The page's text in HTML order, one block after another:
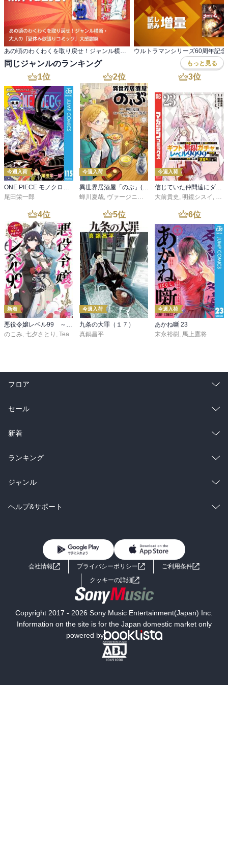
あの頃のわくわくを取り戻せ！ジャンル横断・ 大人の「夏休み欲張りコミック」大感謝祭
同じジャンルのランキング もっと見る
1位
今週入荷
尾田栄一郎
2位
今週入荷
蝉川夏哉 ヴァージニア二等兵 ,転
3位
今週入荷
大前貴史 明鏡シスイ
4位
新着
悪役令嬢レベル99 ～私は裏ボスですが魔王ではありません～ その６
のこみ, 七夕さとり , Tea
5位
今週入荷
九条の大罪（１７）
真鍋昌平
6位
今週入荷
あかね噺 23
末永裕樹, 馬上鷹将
フロア
総合
ラノベ
雑誌・グラビア
BL・TL
セール
総合
ラノベ
雑誌・グラビア
BL・TL
新着
総合
ラノベ
雑誌・グラビア
ランキング
総合
ラノベ
ジャンル
コミック
ライトノベル 男子向けラノベ
小説
海外小説
ミステリー SF
文学
ヘルプ&サポート
よくあるご質問 お問い合わせ
会社情報 プライバシーポリシー
ご利用条件
クッキーの詳細
Copyright 2017 - 2026 Sony Music Entertainment(Japan) Inc.
Information on the site is for the Japan domestic market only
powered by